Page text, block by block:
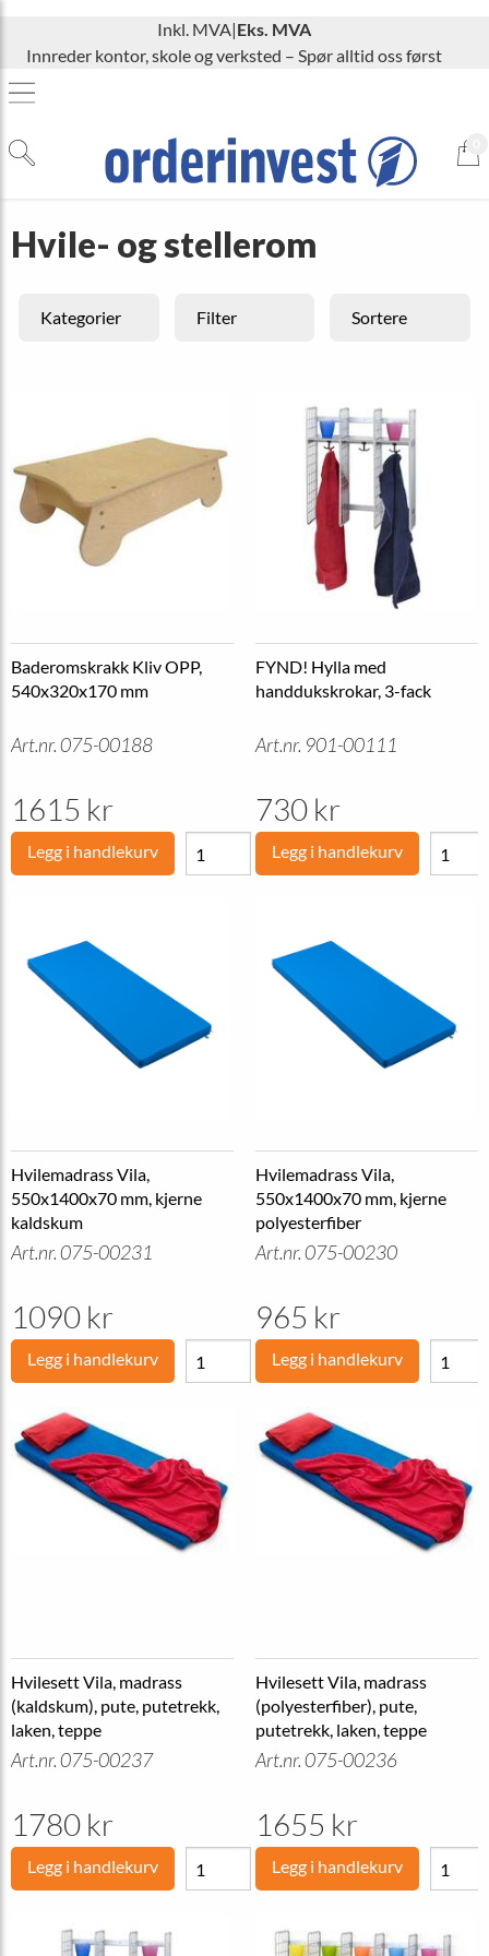
Inkl. MVA|Eks. MVA
Innreder kontor, skole og verksted – Spør alltid oss først
Hvile- og stellerom
Kategorier Filter Sortere
Baderomskrakk Kliv OPP,
540x320x170 mm
Art.nr. 075-00188
1615 kr
Legg i handlekurv
FYND! Hylla med
handdukskrokar, 3-fack
Art.nr. 901-00111
730 kr
Legg i handlekurv
Hvilemadrass Vila,
550x1400x70 mm, kjerne
kaldskum
Art.nr. 075-00231
1090 kr
Legg i handlekurv
Hvilemadrass Vila,
550x1400x70 mm, kjerne
polyesterfiber
Art.nr. 075-00230
965 kr
Legg i handlekurv
Hvilesett Vila, madrass
(kaldskum), pute, putetrekk,
laken, teppe
Art.nr. 075-00237
1780 kr
Legg i handlekurv
Hvilesett Vila, madrass
(polyesterfiber), pute,
putetrekk, laken, teppe
Art.nr. 075-00236
1655 kr
Legg i handlekurv